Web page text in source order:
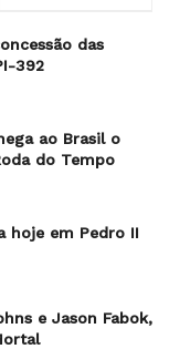
das
392
ao Brasil o
do Tempo
hoje em Pedro II
e Jason Fabok,